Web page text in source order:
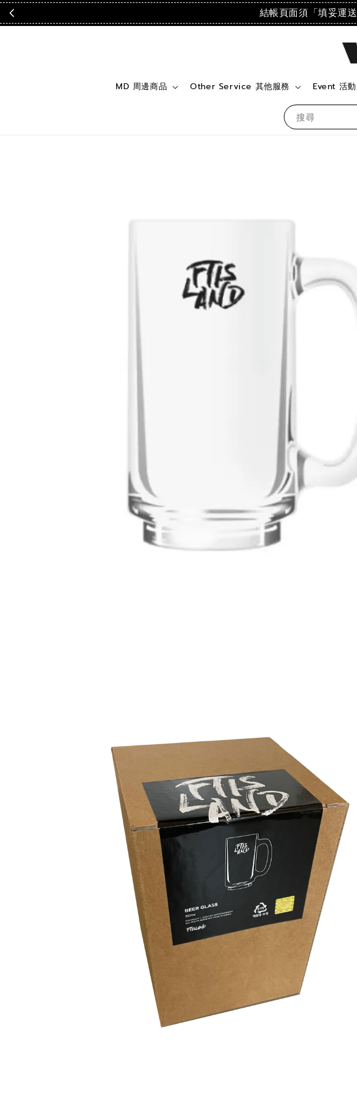
結帳頁面須「填妥運
搜尋
MD 周邊商品 Other Service 其他服務 Event 活動